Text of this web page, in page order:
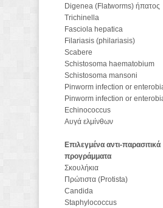
Digenea (Flatworms) ήπατος
Trichinella
Fasciola hepatica
Filariasis (philariasis)
Scabere
Schistosoma haematobium
Schistosoma mansoni
Pinworm infection or
Pinworm infection or
Echinococcus
Aυγά ελμίνθων
Επιλεγμένα αντι-παρασιτικά
προγράμματα
Σκουλήκια
Πρώτιστα (Protista)
Candida
Staphylococcus